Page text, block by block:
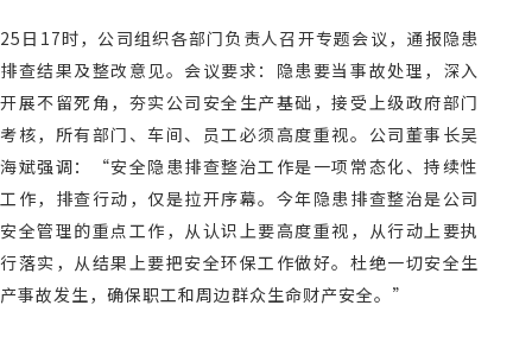
25 日 17时，公司组织各部门负责人召开专题会议，通报隐患
排查结果及整改意见。会议要求：隐患要当事故处理，深入
开展不留死角，夯实公司安全生产基础，接受上级政府部门
考核，所有部门、车间、员工必须高度重视。公司董事长吴
海斌强调：“安全隐患排查整治工作是一项常态化、持续性
工作，排查行动，仅是拉开序幕。今年隐患排查整治是公司
安全管理的重点工作，从认识上要高度重视，从行动上要执
行落实，从结果上要把安全环保工作做好。杜绝一切安全生
产事故发生，确保职工和周边群众生命财产安全。”